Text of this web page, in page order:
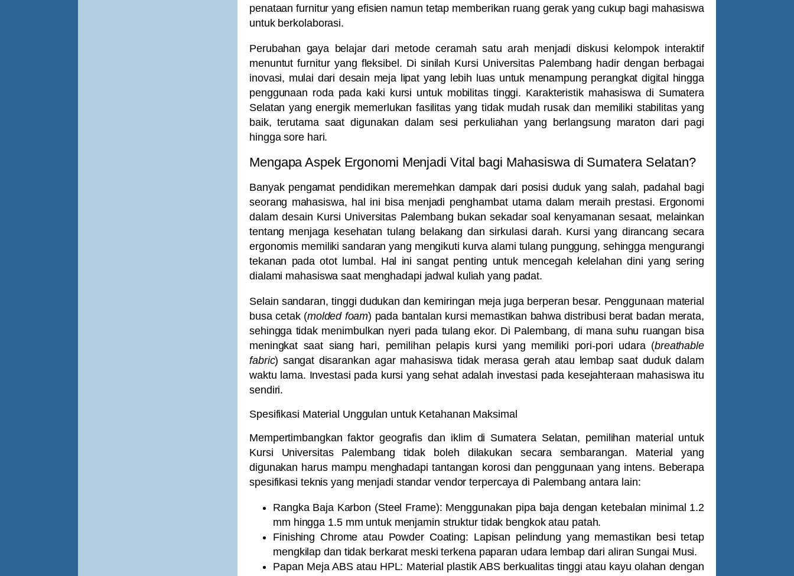
penataan furnitur yang efisien namun tetap memberikan ruang gerak yang cukup bagi mahasiswa
untuk berkolaborasi.
Perubahan gaya belajar dari metode ceramah satu arah menjadi diskusi kelompok interaktif
menuntut furnitur yang fleksibel. Di sinilah Kursi Universitas Palembang hadir dengan berbagai
inovasi, mulai dari desain meja lipat yang lebih luas untuk menampung perangkat digital hingga
penggunaan roda pada kaki kursi untuk mobilitas tinggi. Karakteristik mahasiswa di Sumatera
Selatan yang energik memerlukan fasilitas yang tidak mudah rusak dan memiliki stabilitas yang
baik, terutama saat digunakan dalam sesi perkuliahan yang berlangsung maraton dari pagi
hingga sore hari.
Mengapa Aspek Ergonomi Menjadi Vital bagi Mahasiswa di Sumatera Selatan?
Banyak pengamat pendidikan meremehkan dampak dari posisi duduk yang salah, padahal bagi
seorang mahasiswa, hal ini bisa menjadi penghambat utama dalam meraih prestasi. Ergonomi
dalam desain Kursi Universitas Palembang bukan sekadar soal kenyamanan sesaat, melainkan
tentang menjaga kesehatan tulang belakang dan sirkulasi darah. Kursi yang dirancang secara
ergonomis memiliki sandaran yang mengikuti kurva alami tulang punggung, sehingga mengurangi
tekanan pada otot lumbal. Hal ini sangat penting untuk mencegah kelelahan dini yang sering
dialami mahasiswa saat menghadapi jadwal kuliah yang padat.
Selain sandaran, tinggi dudukan dan kemiringan meja juga berperan besar. Penggunaan material
busa cetak (molded foam) pada bantalan kursi memastikan bahwa distribusi berat badan merata,
sehingga tidak menimbulkan nyeri pada tulang ekor. Di Palembang, di mana suhu ruangan bisa
meningkat saat siang hari, pemilihan pelapis kursi yang memiliki pori-pori udara (breathable
fabric) sangat disarankan agar mahasiswa tidak merasa gerah atau lembap saat duduk dalam
waktu lama. Investasi pada kursi yang sehat adalah investasi pada kesejahteraan mahasiswa itu
sendiri.
Spesifikasi Material Unggulan untuk Ketahanan Maksimal
Mempertimbangkan faktor geografis dan iklim di Sumatera Selatan, pemilihan material untuk
Kursi Universitas Palembang tidak boleh dilakukan secara sembarangan. Material yang
digunakan harus mampu menghadapi tantangan korosi dan penggunaan yang intens. Beberapa
spesifikasi teknis yang menjadi standar vendor terpercaya di Palembang antara lain:
Rangka Baja Karbon (Steel Frame): Menggunakan pipa baja dengan ketebalan minimal 1.2
mm hingga 1.5 mm untuk menjamin struktur tidak bengkok atau patah.
Finishing Chrome atau Powder Coating: Lapisan pelindung yang memastikan besi tetap
mengkilap dan tidak berkarat meski terkena paparan udara lembap dari aliran Sungai Musi.
Papan Meja ABS atau HPL: Material plastik ABS berkualitas tinggi atau kayu olahan dengan